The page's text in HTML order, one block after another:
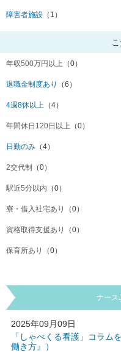
障害者施設 （1）
年収500万円以上 （0）
退職金制度あり （6）
4週8休以上 （4）
年間休日120日以上 （0）
日勤のみ （4）
2交代制 （0）
駅近5分以内 （0）
寮・借入社宅あり （0）
資格取得支援あり （0）
保育所あり （0）
ナース
2025年09月09日
「しゃべくる看護」コラム
働き方』）